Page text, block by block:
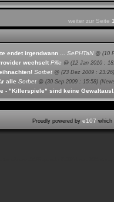
weiter zur Seite
endet irgendwann ... SePHTaN@ (10
wechselt Pille @ (12 Jan 2010 :
Sorbet@ (23 Dez 2009 : 23:26
alle Sorbet@ (30 Sep 2009 : 15:58)
- "Killerspiele" sind keine
Proudly powered by e107 which